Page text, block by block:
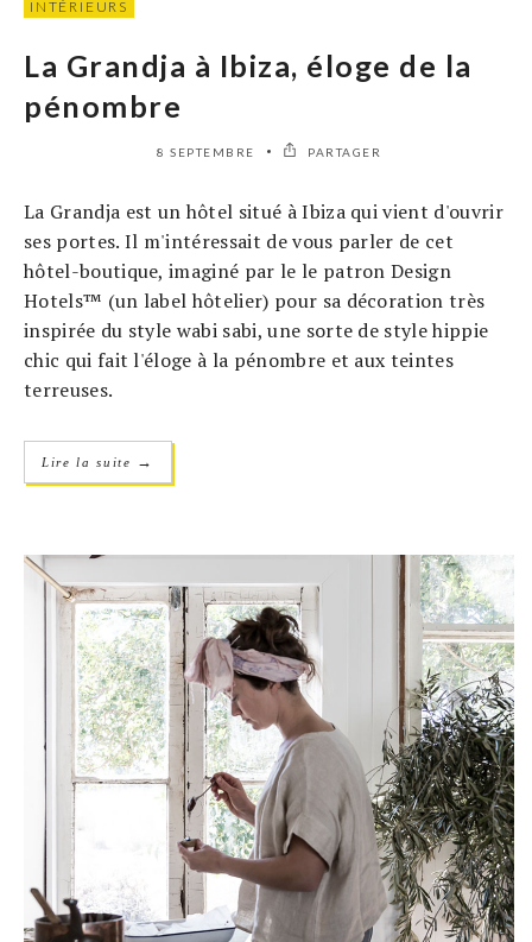
INTÉRIEURS
La Grandja à Ibiza, éloge de la
pénombre
8 SEPTEMBRE PARTAGER
La Grandja est un hôtel situé à Ibiza qui vient d'ouvrir
ses portes. Il m'intéressait de vous parler de cet
hôtel-boutique, imaginé par le le patron Design
Hotels™ (un label hôtelier) pour sa décoration très
inspirée du style wabi sabi, une sorte de style hippie
chic qui fait l'éloge à la pénombre et aux teintes
terreuses.
Lire la suite →